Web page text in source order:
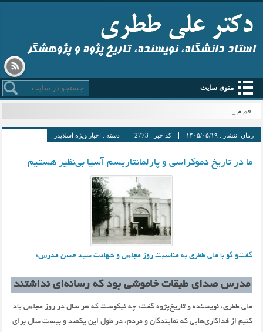
استاد دانشگاه، نویسنده، تاریخ پژوه و پژوهشگر
منوی سایت
قم میزب_
زمان انتشار : ۱۴۰۵/۰۵/۱۹ کد خبر : 2773 دسته : اخبار ویژه اسلایدر
ما در تاریخ دموکراسی و پارلمانتاریسم آسیا بی‌نظیر هستیم
گفت‌و گو با علی ططری به مناسبت روز مجلس و شهادت سید حسن مدرس؛
مدرس صدای طبقات خاموشی بود که رسانه‌ای نداشتند
علی ططری، نویسنده و تاریخ‌پژوه گفت: چه نیکوست که هر سال در روز مجلس یاد
کنیم از فداکاری‌هایی که نمایندگان و مردم، در طول این یکصد و بیست سال برای